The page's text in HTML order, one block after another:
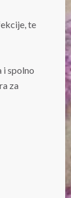
te
i spolno
za